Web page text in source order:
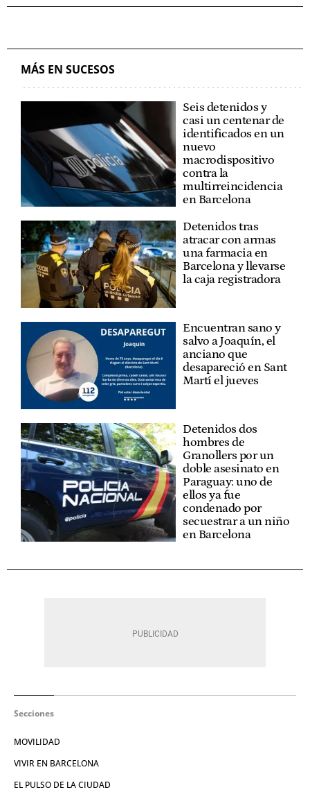
MÁS EN SUCESOS
Seis detenidos y
casi un centenar de
identificados en un
nuevo
macrodispositivo
contra la
multirreincidencia
en Barcelona
Detenidos tras
atracar con armas
una farmacia en
Barcelona y llevarse
la caja registradora
Encuentran sano y
salvo a Joaquín, el
anciano que
desapareció en Sant
Martí el jueves
Detenidos dos
hombres de
Granollers por un
doble asesinato en
Paraguay: uno de
ellos ya fue
condenado por
secuestrar a un niño
en Barcelona
Secciones
MOVILIDAD
VIVIR EN BARCELONA
EL PULSO DE LA CIUDAD